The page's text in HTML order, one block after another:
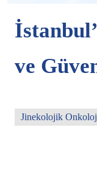
ve
Jinekolojik